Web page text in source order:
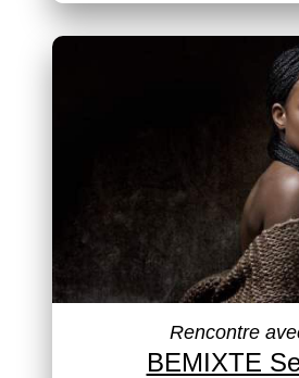
Rencontre
BEMIXTE